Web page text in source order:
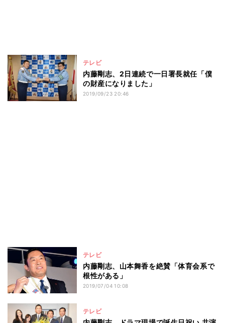
テレビ
内藤剛志、2日連続で一日署長就任「僕
の財産になりました」
2019/09/23 20:46
テレビ
内藤剛志、山本舞香を絶賛「体育会系で
根性がある」
2019/07/04 10:08
テレビ